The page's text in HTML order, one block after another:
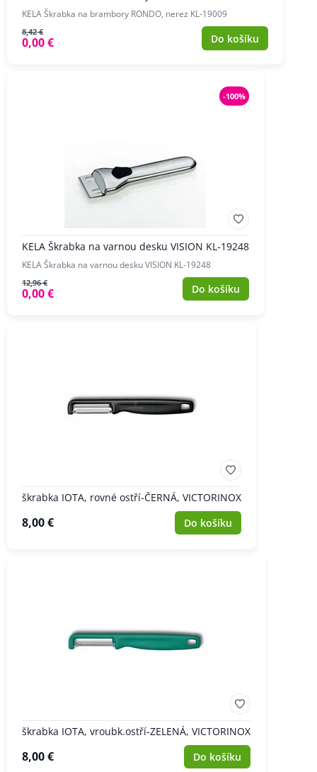
KELA Škrabka na brambory RONDO, nerez KL-19009
8,42 €
0,00 € Do košíku
-100%
KELA Škrabka na varnou desku VISION KL-19248
KELA Škrabka na varnou desku VISION KL-19248
12,96 €
0,00 € Do košíku
škrabka IOTA, rovné ostří-ČERNÁ, VICTORINOX
8,00 € Do košíku
škrabka IOTA, vroubk.ostří-ZELENÁ, VICTORINOX
8,00 € Do košíku